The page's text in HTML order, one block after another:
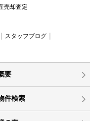
売却査定
スタッフブログ
要
件検索